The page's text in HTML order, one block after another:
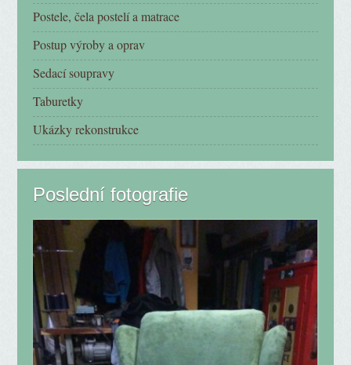
Postele, čela postelí a matrace
Postup výroby a oprav
Sedací soupravy
Taburetky
Ukázky rekonstrukce
Poslední fotografie